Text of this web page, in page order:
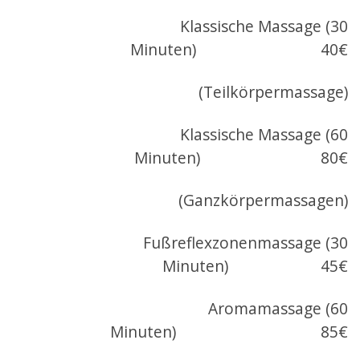
Klassische Massage (30
Minuten) 40€
(Teilkörpermassage)
Klassische Massage (60
Minuten) 80€
(Ganzkörpermassagen)
Fußreflexzonenmassage (30
Minuten) 45€
Aromamassage (60
Minuten) 85€